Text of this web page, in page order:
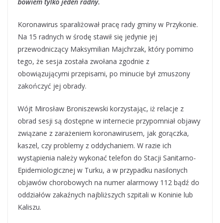
Koronawirus sparaliżował pracę rady gminy w Przykonie.
Na 15 radnych w środę stawił się jedynie jej
przewodniczący Maksymilian Majchrzak, który pomimo
tego, że sesja została zwołana zgodnie z
obowiązującymi przepisami, po minucie był zmuszony
zakończyć jej obrady.
Wójt Mirosław Broniszewski korzystając, iż relacje z
obrad sesji są dostępne w internecie przypomniał objawy
związane z zarażeniem koronawirusem, jak gorączka,
kaszel, czy problemy z oddychaniem. W razie ich
wystąpienia należy wykonać telefon do Stacji Sanitarno-
Epidemiologicznej w Turku, a w przypadku nasilonych
objawów chorobowych na numer alarmowy 112 bądź do
oddziałów zakaźnych najbliższych szpitali w Koninie lub
Kaliszu.